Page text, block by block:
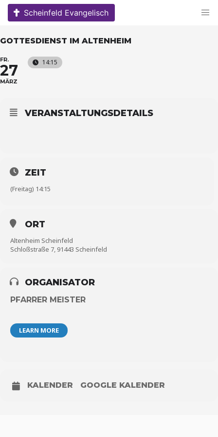
Skip
Scheinfeld Evangelisch
GOTTESDIENST IM ALTENHEIM
FR.
27
MÄRZ
14:15
VERANSTALTUNGSDETAILS
ZEIT
(Freitag) 14:15
ORT
Altenheim Scheinfeld
Schloßstraße 7, 91443 Scheinfeld
ORGANISATOR
PFARRER MEISTER
LEARN MORE
KALENDER GOOGLE KALENDER